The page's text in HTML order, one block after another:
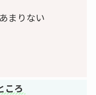
まりない
ころ